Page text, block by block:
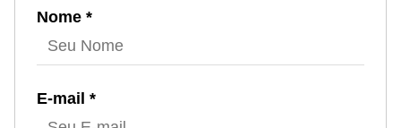
Nome *
E-mail *